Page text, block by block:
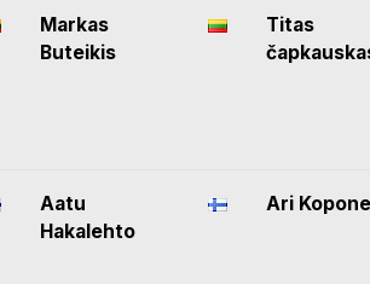
Markas
Buteikis
Titas
Aatu
Hakalehto
Ari